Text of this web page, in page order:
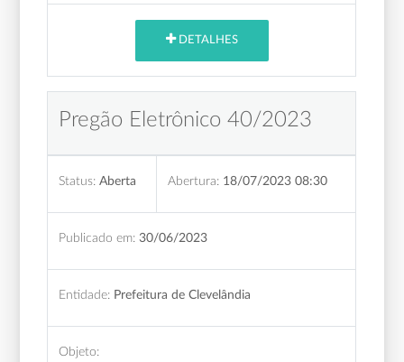
DETALHES
Pregão Eletrônico 40/2023
Status: Aberta Abertura: 18/07/2023 08:30
Publicado em: 30/06/2023
Entidade: Prefeitura de Clevelândia
Objeto: